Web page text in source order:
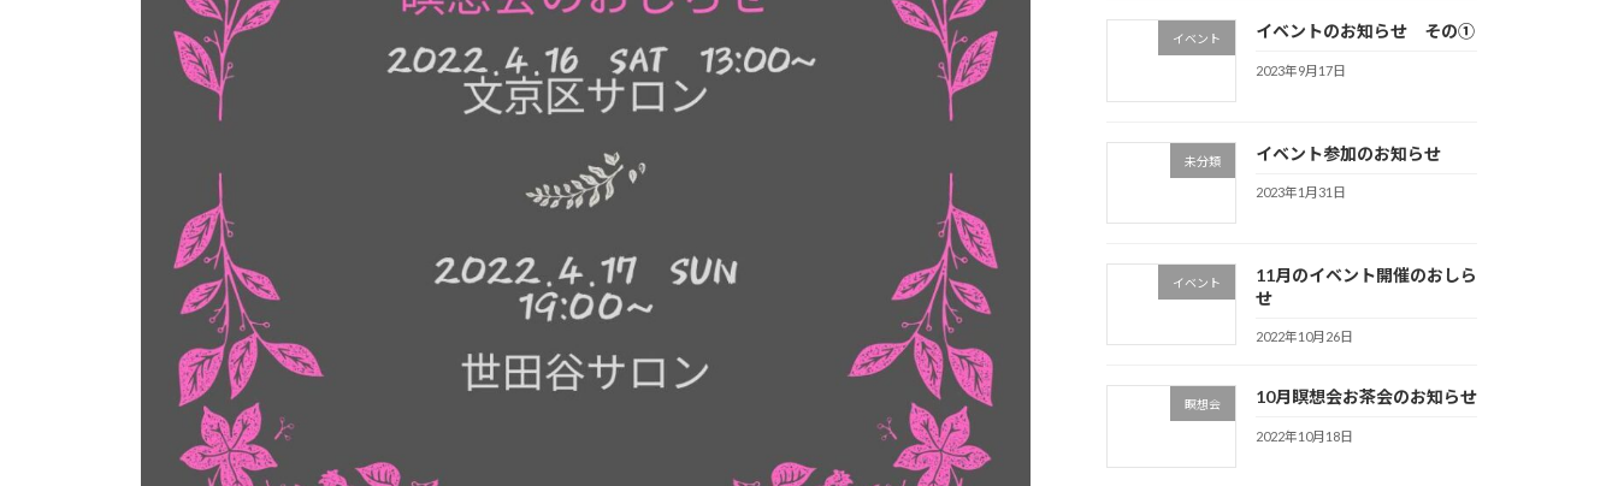
イベント イベントのお知らせ その①
2023年9月17日
未分類 イベント参加のお知らせ
2023年1月31日
イベント
11月のイベント開催のおしら
せ
2022年10月26日
瞑想会 10月瞑想会お茶会のお知らせ
2022年10月18日